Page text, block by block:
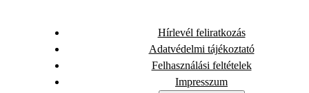
Hírlevél feliratkozás
Adatvédelmi tájékoztató
Felhasználási feltételek
Impresszum